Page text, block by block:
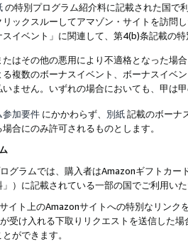
の特別プログラム紹介料に記載された国で
ックスルーしてアマゾン・サイトを訪問
イベント」に関連して、第4(b)条記載の
はその他の悪用により不適格となった場
複数のボーナスイベント、ボーナスイベ
ません。いずれの場合においても、甲は
参加要件 にかかわらず、 別紙記載のボーナ
合にのみ許可されるものとします。
グラムでは、購入者はAmazonギフトカ
」）に記載されている一部の国でご利用い
イト上のAmazonサイトへの特別なリン
受け入れる下取りリクエストを送信した
ができます。